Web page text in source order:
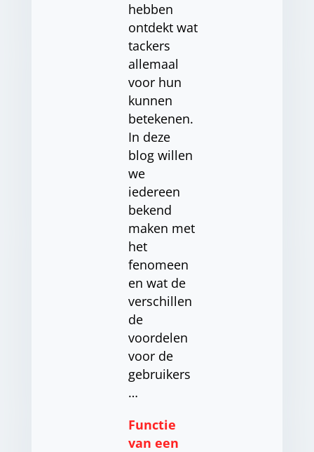
hebben
ontdekt wat
tackers
allemaal
voor hun
kunnen
betekenen.
In deze
blog willen
we
iedereen
bekend
maken met
het
fenomeen
en wat de
verschillen
de
voordelen
voor de
gebruikers
…
Functie
van een